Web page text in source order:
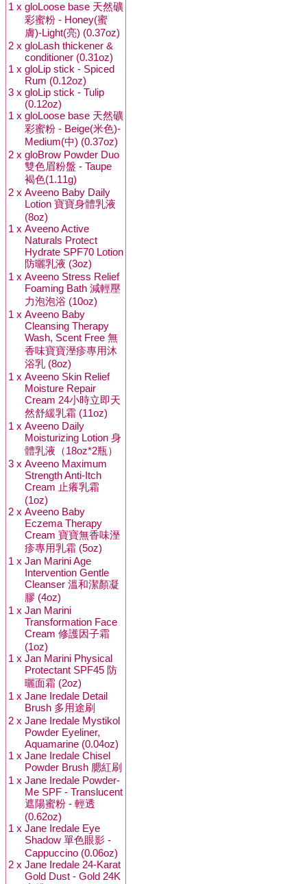
1 x gloLoose base 天然礦
彩蜜粉 - Honey(蜜
膚)-Light(亮) (0.37oz)
2 x gloLash thickener &
conditioner (0.31oz)
1 x gloLip stick - Spiced
Rum (0.12oz)
3 x gloLip stick - Tulip
(0.12oz)
1 x gloLoose base 天然礦
彩蜜粉 - Beige(米色)-
Medium(中) (0.37oz)
2 x gloBrow Powder Duo
雙色眉粉盤 - Taupe
褐色(1.11g)
2 x Aveeno Baby Daily
Lotion 寶寶身體乳液
(8oz)
1 x Aveeno Active
Naturals Protect
Hydrate SPF70 Lotion
防曬乳液 (3oz)
1 x Aveeno Stress Relief
Foaming Bath 減輕壓
力泡泡浴 (10oz)
1 x Aveeno Baby
Cleansing Therapy
Wash, Scent Free 無
香味寶寶溼疹專用沐
浴乳 (8oz)
1 x Aveeno Skin Relief
Moisture Repair
Cream 24小時立即天
然舒緩乳霜 (11oz)
1 x Aveeno Daily
Moisturizing Lotion 身
體乳液（18oz*2瓶）
3 x Aveeno Maximum
Strength Anti-Itch
Cream 止癢乳霜
(1oz)
2 x Aveeno Baby
Eczema Therapy
Cream 寶寶無香味溼
疹專用乳霜 (5oz)
1 x Jan Marini Age
Intervention Gentle
Cleanser 溫和潔顏凝
膠 (4oz)
1 x Jan Marini
Transformation Face
Cream 修護因子霜
(1oz)
1 x Jan Marini Physical
Protectant SPF45 防
曬面霜 (2oz)
1 x Jane Iredale Detail
Brush 多用途刷
2 x Jane Iredale Mystikol
Powder Eyeliner,
Aquamarine (0.04oz)
1 x Jane Iredale Chisel
Powder Brush 腮紅刷
1 x Jane Iredale Powder-
Me SPF - Translucent
遮陽蜜粉 - 輕透
(0.62oz)
1 x Jane Iredale Eye
Shadow 單色眼影 -
Cappuccino (0.06oz)
2 x Jane Iredale 24-Karat
Gold Dust - Gold 24K